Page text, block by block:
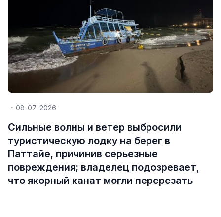
08-07-2026
Сильные волны и ветер выбросили
туристическую лодку на берег в
Паттайе, причинив серьезные
повреждения; владелец подозревает,
что якорный канат могли перерезать